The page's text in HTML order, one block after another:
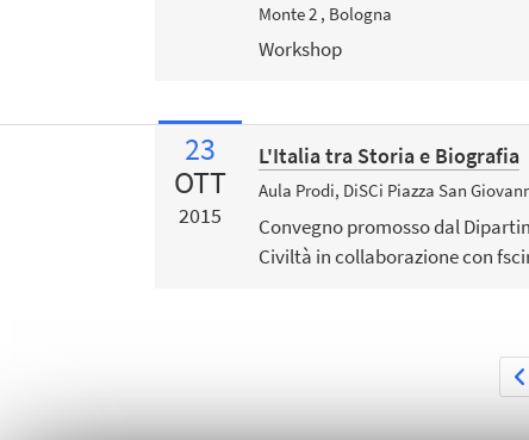
Monte 2 , Bologna
Workshop
23
OTT
2015
L'Italia tra Storia e Biografia
Aula Prodi, DiSCi Piazza San
Convegno promosso dal
Civiltà in collaborazione con